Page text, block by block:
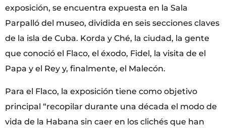
exposición, se encuentra expuesta en la Sala
Parpalló del museo, dividida en seis secciones claves
de la isla de Cuba. Korda y Ché, la ciudad, la gente
que conoció el Flaco, el éxodo, Fidel, la visita de el
Papa y el Rey y, finalmente, el Malecón.
Para el Flaco, la exposición tiene como objetivo
principal “recopilar durante una década el modo de
vida de la Habana sin caer en los clichés que han